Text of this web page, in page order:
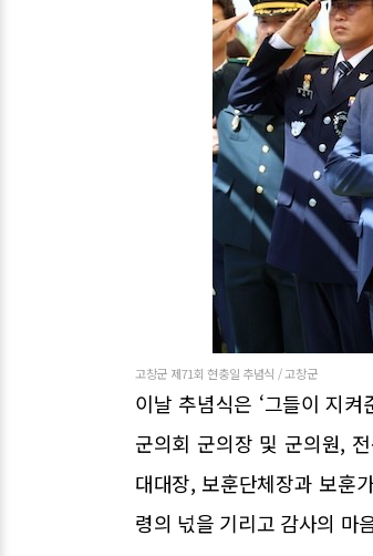
고창군 제71회 현충일 추념식 / 고창군
이날 추념식은 ‘그들이 지
군의회 군의장 및 군의원,
대대장, 보훈단체장과 보훈
령의 넋을 기리고 감사의 마